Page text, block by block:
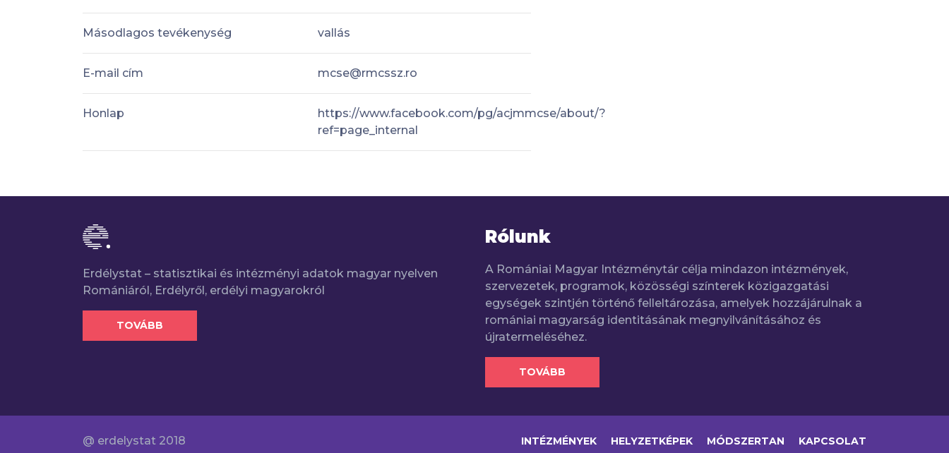
Másodlagos tevékenység vallás
E-mail cím mcse@rmcssz.ro
Honlap
https://www.facebook.com/pg/acjmmcse/about/?
ref=page_internal
Erdélystat – statisztikai és intézményi adatok magyar nyelven
Romániáról, Erdélyről, erdélyi magyarokról
TOVÁBB
Rólunk
A Romániai Magyar Intézménytár célja mindazon intézmények,
szervezetek, programok, közösségi színterek közigazgatási
egységek szintjén történő felleltározása, amelyek hozzájárulnak a
romániai magyarság identitásának megnyilvánításához és
újratermeléséhez.
TOVÁBB
@ erdelystat 2018 INTÉZMÉNYEK HELYZETKÉPEK MÓDSZERTAN KAPCSOLAT